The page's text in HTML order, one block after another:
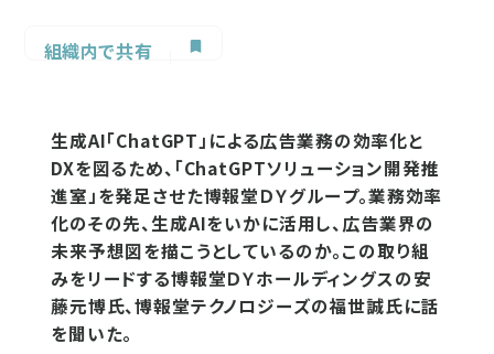
組織内で共有
生成AI「ChatGPT」による広告業務の効率化と
DXを図るため、「ChatGPTソリューション開発推
進室」を発足させた博報堂ＤＹグループ。業務効率
化のその先、生成AIをいかに活用し、広告業界の
未来予想図を描こうとしているのか。この取り組
みをリードする博報堂ＤＹホールディングスの安
藤元博氏、博報堂テクノロジーズの福世誠氏に話
を聞いた。